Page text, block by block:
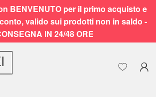
BENVENUTO per il primo acquisto e
valido sui prodotti non in saldo -
IN 24/48 ORE